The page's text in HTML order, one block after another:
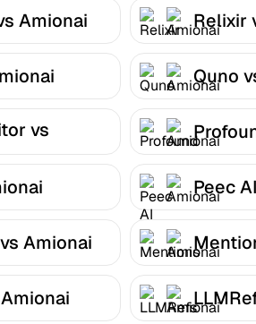
Amionai Relixir
Quno
vs
Peec
Amionai